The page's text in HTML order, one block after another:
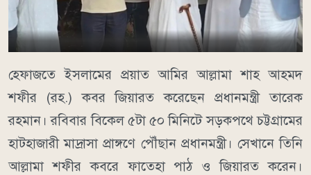
হেফাজতে ইসলামের প্রয়াত আমির আল্লামা শাহ আহমদ
শফীর (রহ.) কবর জিয়ারত করেছেন প্রধানমন্ত্রী তারেক
রহমান। রবিবার বিকেল ৫টা ৫০ মিনিটে সড়কপথে চট্টগ্রামের
হাটহাজারী মাদ্রাসা প্রাঙ্গণে পৌঁছান প্রধানমন্ত্রী। সেখানে তিনি
আল্লামা শফীর কবরে ফাতেহা পাঠ ও জিয়ারত করেন।